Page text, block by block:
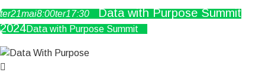
ter21mai8:00ter17:30
Data with Purpose Summit
2024Data with Purpose Summit